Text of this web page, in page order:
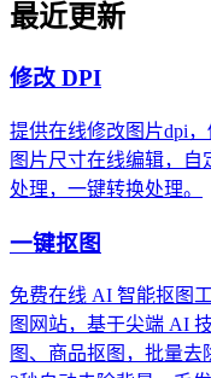
最近更新
修改 DPI
提供在线修改图片dpi
图片尺寸在线编辑，
处理，一键转换处理。
一键抠图
免费在线 AI 智能抠图
图网站，基于尖端 AI
图、商品抠图，批量去